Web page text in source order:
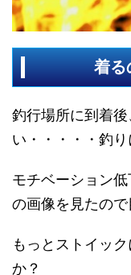
着る
釣行場所に到着
い・・・・・釣り
モチベーション
の画像を見たので
もっとストイッ
か？